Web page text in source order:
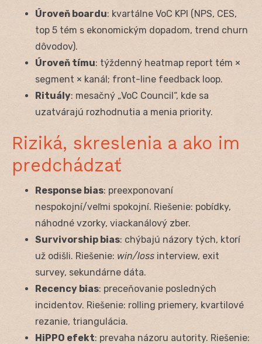
Úroveň boardu: kvartálne VoC KPI (NPS, CES,
top 5 tém s ekonomickým dopadom, trend churn
dôvodov).
Úroveň tímu: týždenný heatmap report tém ×
segment × kanál; front-line feedback loop.
Rituály: mesačný „VoC Council“, kde sa
uzatvárajú rozhodnutia a menia priority.
Riziká, skreslenia a ako im
predchádzať
Response bias: preexponovaní
nespokojní/veľmi spokojní. Riešenie: pobídky,
náhodné vzorky, viackanálový zber.
Survivorship bias: chýbajú názory tých, ktorí
už odišli. Riešenie: win/loss interview, exit
survey, sekundárne dáta.
Recency bias: preceňovanie posledných
incidentov. Riešenie: rolling priemery, kvartilové
rezanie, triangulácia.
HiPPO efekt: prevaha názoru autority. Riešenie: